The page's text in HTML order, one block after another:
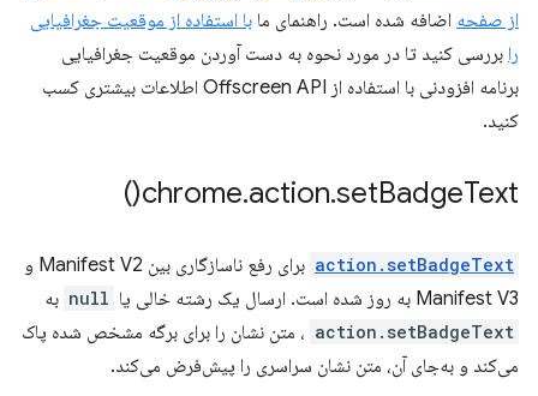
از صفحه اضافه شده است. راهنمای ما با استفاده از موقعیت جغرافیایی
را بررسی کنید تا در مورد نحوه به دست آوردن موقعیت جغرافیایی
برنامه افزودنی با استفاده از Offscreen API اطلاعات بیشتری کسب
کنید.
chrome.action.setBadgeText(
)
action.setBadgeText
برای رفع ناسازگاری بین Manifest V2 و
Manifest V3 به روز شده است. ارسال یک رشته خالی یا
null به
action.setBadgeText ، متن نشان را برای برگه مشخص شده پاک
می‌کند و به‌جای آن، متن نشان سراسری را پیش‌فرض می‌کند.